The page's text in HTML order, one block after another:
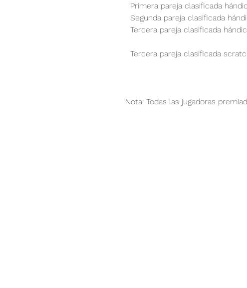
Primera pareja clasificada
Segunda pareja clasificada
Tercera pareja clasificada
Tercera pareja clasificada
Nota: Todas las jugadoras